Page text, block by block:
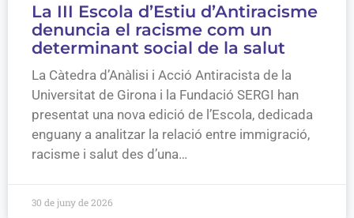
La III Escola d’Estiu d’Antiracisme
denuncia el racisme com un
determinant social de la salut
La Càtedra d’Anàlisi i Acció Antiracista de la
Universitat de Girona i la Fundació SERGI han
presentat una nova edició de l’Escola, dedicada
enguany a analitzar la relació entre immigració,
racisme i salut des d’una…
30 de juny de 2026